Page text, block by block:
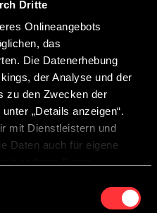
Dritte
Onlineangebots
das
Die Datenerhebung
der Analyse und der
zu den Zwecken der
„Details anzeigen“.
mit Dienstleistern und
Daten auch für eigene
„Cookies zulassen“